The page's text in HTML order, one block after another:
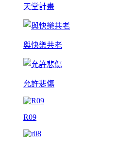
天堂計畫
與快樂共老
允許悲傷
R09